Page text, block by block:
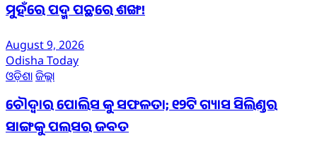
ମୁହଁରେ ପଦ୍ମ ପଛରେ ଶଙ୍ଖ!
August 9, 2026
Odisha Today
ଓଡ଼ିଶାଜିଲ୍ଲା
ଚୌଦ୍ଵାର ପୋଲିସ କୁ ସଫଳତା; ୧୨ଟି ଗ୍ୟାସ ସିଲିଣ୍ଡର
ସାଙ୍ଗକୁ ପଲସର ଜବତ